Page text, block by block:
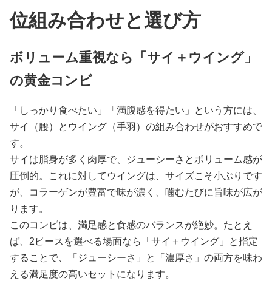
位組み合わせと選び方
ボリューム重視なら「サイ＋ウイング」
の黄金コンビ
「しっかり食べたい」「満腹感を得たい」という方には、
サイ（腰）とウイング（手羽）の組み合わせがおすすめで
す。
サイは脂身が多く肉厚で、ジューシーさとボリューム感が
圧倒的。これに対してウイングは、サイズこそ小ぶりです
が、コラーゲンが豊富で味が濃く、噛むたびに旨味が広が
ります。
このコンビは、満足感と食感のバランスが絶妙。たとえ
ば、2ピースを選べる場面なら「サイ＋ウイング」と指定
することで、「ジューシーさ」と「濃厚さ」の両方を味わ
える満足度の高いセットになります。